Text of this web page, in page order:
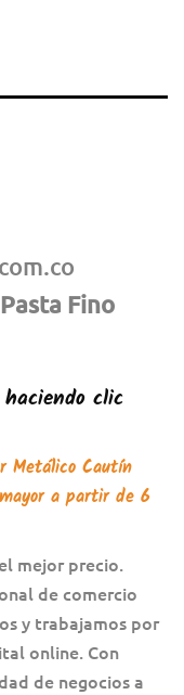
Fino
haciendo clic
Metálico Cautín
a partir de 6
mejor precio.
de comercio
y trabajamos por
online. Con
de negocios a